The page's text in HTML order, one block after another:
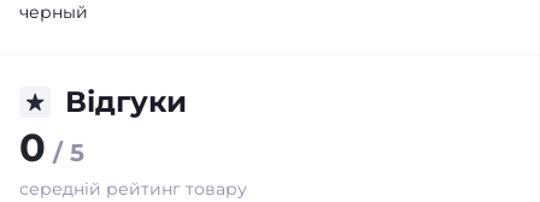
черный
Відгуки
0 / 5
середній рейтинг товару